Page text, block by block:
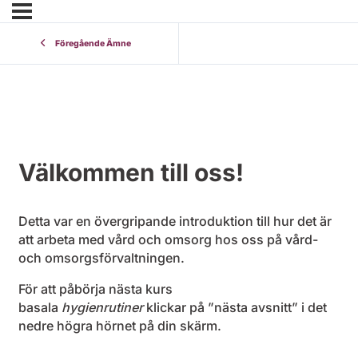
Föregående Ämne
Välkommen till oss!
Detta var en övergripande introduktion till hur det är
att arbeta med vård och omsorg hos oss på vård-
och omsorgsförvaltningen.
För att påbörja nästa kurs
basala hygienrutiner klickar på ”nästa avsnitt” i det
nedre högra hörnet på din skärm.